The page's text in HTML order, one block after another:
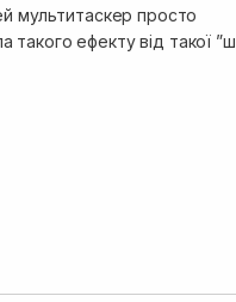
мультитаскер просто
такого ефекту від такої
типу обличчя.Не
пакування самого